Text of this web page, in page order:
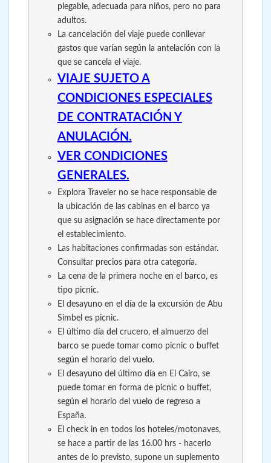
plegable, adecuada para niños, pero no para
adultos.
La cancelación del viaje puede conllevar
gastos que varían según la antelación con la
que se cancela el viaje.
VIAJE SUJETO A
CONDICIONES ESPECIALES
DE CONTRATACIÓN Y
ANULACIÓN.
VER CONDICIONES
GENERALES.
Explora Traveler no se hace responsable de
la ubicación de las cabinas en el barco ya
que su asignación se hace directamente por
el establecimiento.
Las habitaciones confirmadas son estándar.
Consultar precios para otra categoría.
La cena de la primera noche en el barco, es
tipo picnic.
El desayuno en el día de la excursión de Abu
Simbel es picnic.
El último día del crucero, el almuerzo del
barco se puede tomar como picnic o buffet
según el horario del vuelo.
El desayuno del último día en El Cairo, se
puede tomar en forma de picnic o buffet,
según el horario del vuelo de regreso a
España.
El check in en todos los hoteles/motonaves,
se hace a partir de las 16.00 hrs - hacerlo
antes de lo previsto, supone un suplemento